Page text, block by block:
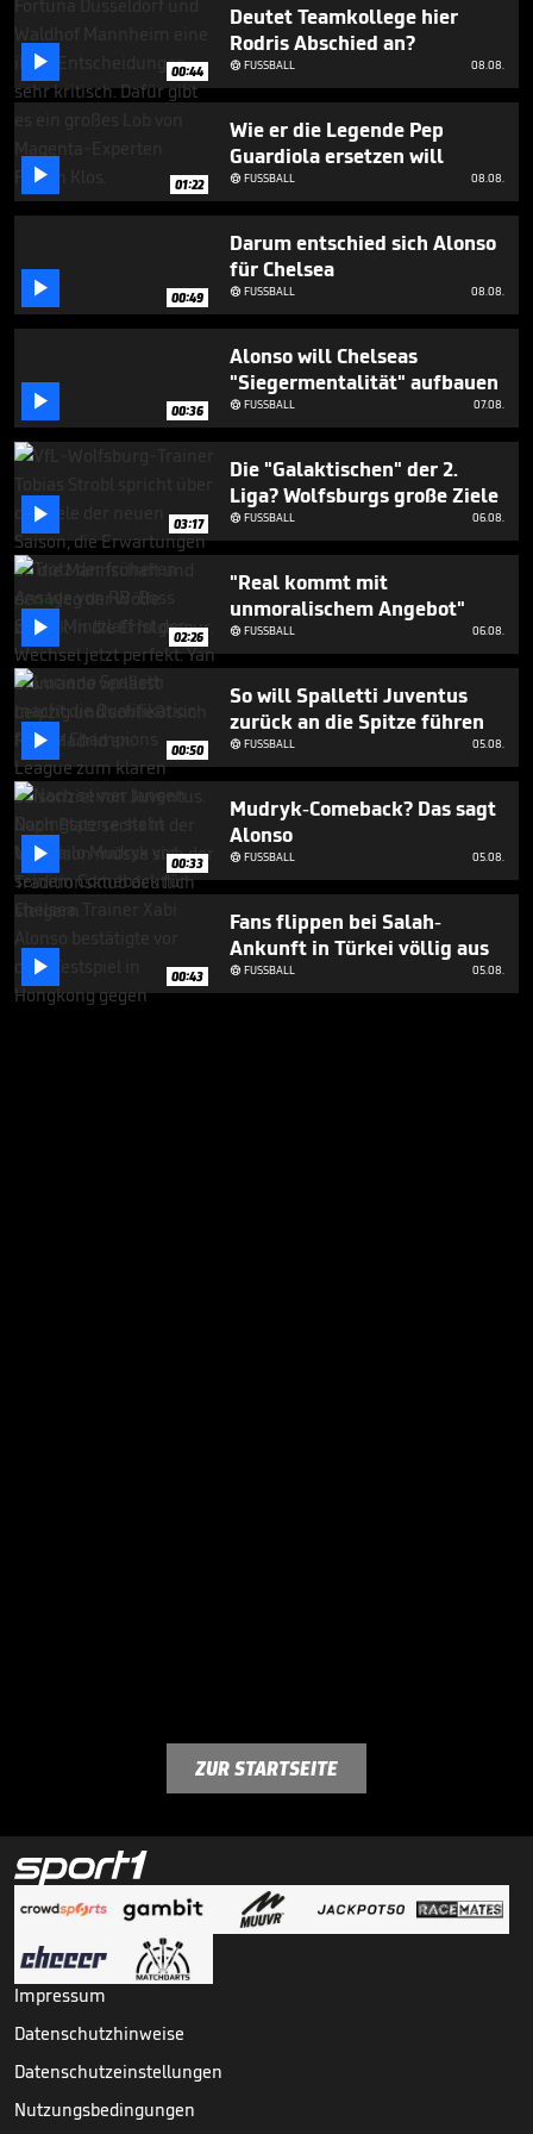
 00:44
Deutet Teamkollege hier
Rodris Abschied an?
FUSSBALL 08.08.
 01:22
Wie er die Legende Pep
Guardiola ersetzen will
FUSSBALL 08.08.
 00:49
Darum entschied sich Alonso
für Chelsea
FUSSBALL 08.08.
 00:36
Alonso will Chelseas
"Siegermentalität" aufbauen
FUSSBALL 07.08.
 03:17
Die "Galaktischen" der 2.
Liga? Wolfsburgs große Ziele
FUSSBALL 06.08.
 02:26
"Real kommt mit
unmoralischem Angebot"
FUSSBALL 06.08.
 00:50
So will Spalletti Juventus
zurück an die Spitze führen
FUSSBALL 05.08.
 00:33
Mudryk-Comeback? Das sagt
Alonso
FUSSBALL 05.08.
 00:43
Fans flippen bei Salah-
Ankunft in Türkei völlig aus
FUSSBALL 05.08.
ZUR STARTSEITE
Impressum
Datenschutzhinweise
Datenschutzeinstellungen
Nutzungsbedingungen